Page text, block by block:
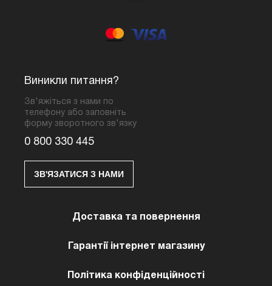
Виникли питання?
Зв'яжіться з нами по
телефону або заповніть
форму зворотного зв'язку
0 800 330 445
ЗВ'ЯЗАТИСЯ З НАМИ
Доставка та повернення
Гарантії інтернет магазину
Політика конфіденційності